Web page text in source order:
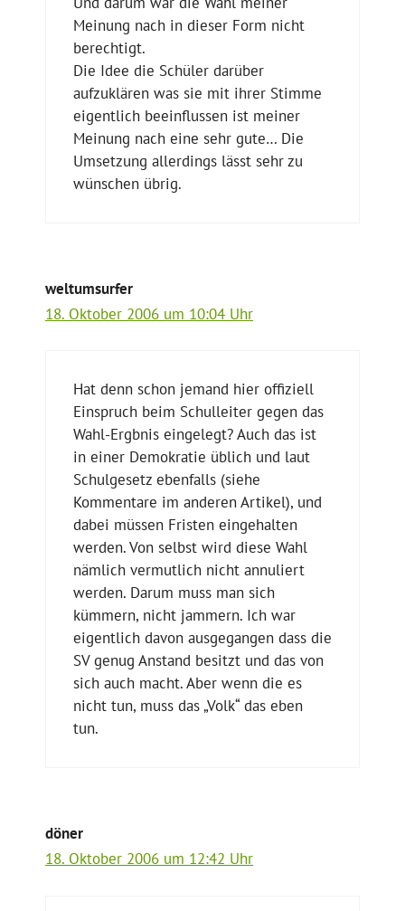
Meinung nach in dieser Form nicht
berechtigt.
Die Idee die Schüler darüber
aufzuklären was sie mit ihrer Stimme
eigentlich beeinflussen ist meiner
Meinung nach eine sehr gute… Die
Umsetzung allerdings lässt sehr zu
wünschen übrig.
weltumsurfer
18. Oktober 2006 um 10:04 Uhr
Hat denn schon jemand hier offiziell
Einspruch beim Schulleiter gegen das
Wahl-Ergbnis eingelegt? Auch das ist
in einer Demokratie üblich und laut
Schulgesetz ebenfalls (siehe
Kommentare im anderen Artikel), und
dabei müssen Fristen eingehalten
werden. Von selbst wird diese Wahl
nämlich vermutlich nicht annuliert
werden. Darum muss man sich
kümmern, nicht jammern. Ich war
eigentlich davon ausgegangen dass die
SV genug Anstand besitzt und das von
sich auch macht. Aber wenn die es
nicht tun, muss das „Volk“ das eben
tun.
döner
18. Oktober 2006 um 12:42 Uhr